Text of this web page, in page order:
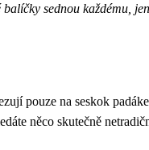
sednou každému,
pouze na seskok
něco skutečně